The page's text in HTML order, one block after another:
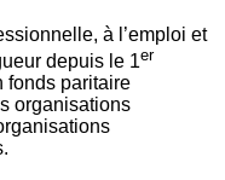
à l’emploi et
depuis le 1er
fonds paritaire
organisations